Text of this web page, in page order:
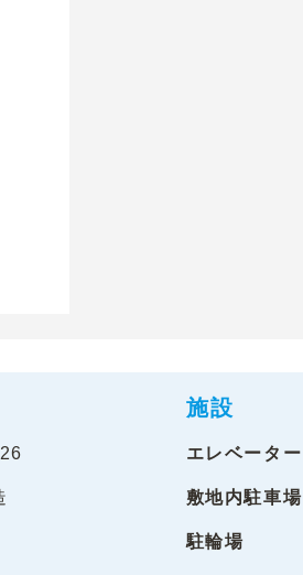
施設
エレベーター
敷地内駐車場
駐輪場